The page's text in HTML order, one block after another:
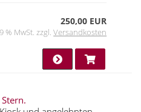
250,00 EUR
% MwSt. zzgl.Versandkosten